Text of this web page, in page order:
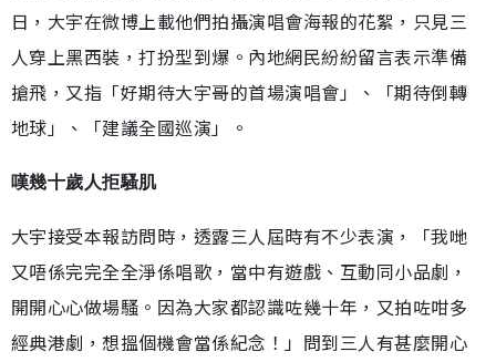
日，大宇在微博上載他們拍攝演唱會海報的花絮，只見三
人穿上黑西裝，打扮型到爆。內地網民紛紛留言表示準備
搶飛，又指「好期待大宇哥的首場演唱會」、「期待倒轉
地球」、「建議全國巡演」。
嘆幾十歲人拒騷肌
大宇接受本報訪問時，透露三人屆時有不少表演，「我哋
又唔係完完全全淨係唱歌，當中有遊戲、互動同小品劇，
開開心心做場騷。因為大家都認識咗幾十年，又拍咗咁多
經典港劇，想搵個機會當係紀念！」問到三人有甚麼開心